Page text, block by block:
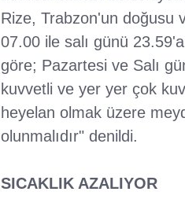
Rize, Trabzon'un doğusu
07.00 ile salı günü
göre; Pazartesi ve Salı
kuvvetli ve yer yer çok
heyelan olmak üzere
olunmalıdır" denildi.
SICAKLIK AZALIYOR